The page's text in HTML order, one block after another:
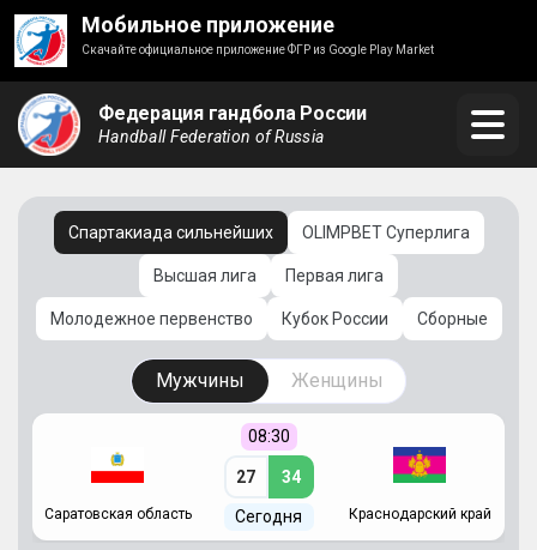
Мобильное приложение
Скачайте официальное приложение ФГР из Google Play Market
Федерация гандбола России
Handball Federation of Russia
Спартакиада сильнейших OLIMPBET Суперлига
Высшая лига Первая лига
Молодежное первенство Кубок России Сборные
Мужчины Женщины
Саратовская область
08:30
27 34
Сегодня Краснодарский край